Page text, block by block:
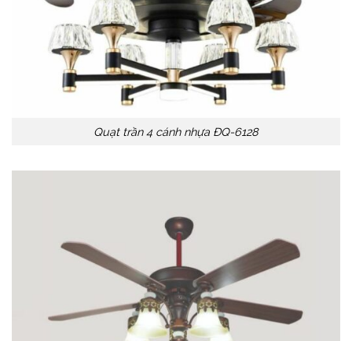
Quạt trần 4 cánh nhựa ĐQ-6128